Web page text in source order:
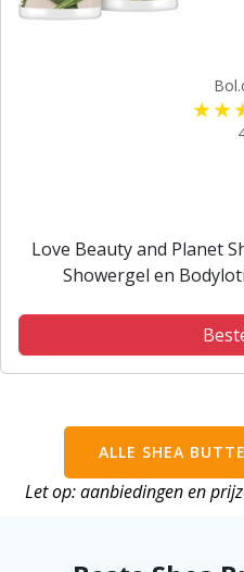
Love Beauty and Planet
Showergel en
ALLE SHEA
Let op: aanbiedingen en